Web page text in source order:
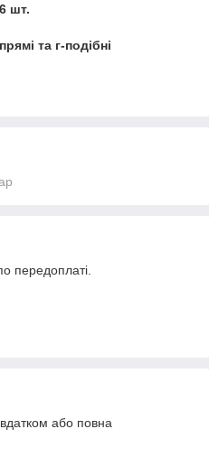
6 шт.
прямі та г-подібні
передоплаті.
або повна